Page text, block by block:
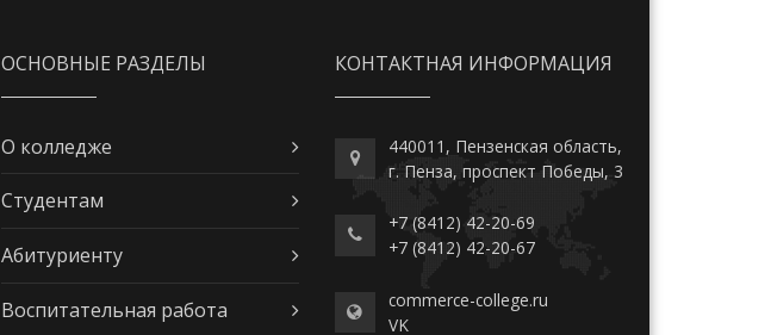
ОСНОВНЫЕ РАЗДЕЛЫ
О колледже
Студентам
Абитуриенту
Воспитательная работа
КОНТАКТНАЯ ИНФОРМАЦИЯ
440011, Пензенская область,
г. Пенза, проспект Победы, 3
+7 (8412) 42-20-69
+7 (8412) 42-20-67
commerce-college.ru
VK